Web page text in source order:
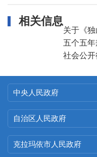
相关信息
关于《
五个五
社会公
中央人民政府
自治区人民政府
克拉玛依市人民政府